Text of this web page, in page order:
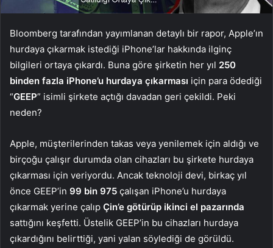
Bloomberg tarafından yayımlanan detaylı bir rapor, Apple’ın
hurdaya çıkarmak istediği iPhone’lar hakkında ilginç
bilgileri ortaya çıkardı. Buna göre şirketin her yıl 250
binden fazla iPhone’u hurdaya çıkarması için para ödediği
“GEEP” isimli şirkete açtığı davadan geri çekildi. Peki
neden?
Apple, müşterilerinden takas veya yenilemek için aldığı ve
birçoğu çalışır durumda olan cihazları bu şirkete hurdaya
çıkarması için veriyordu. Ancak teknoloji devi, birkaç yıl
önce GEEP’in 99 bin 975 çalışan iPhone’u hurdaya
çıkarmak yerine çalıp Çin’e götürüp ikinci el pazarında
sattığını keşfetti. Üstelik GEEP’in bu cihazları hurdaya
çıkardığını belirttiği, yani yalan söylediği de görüldü.